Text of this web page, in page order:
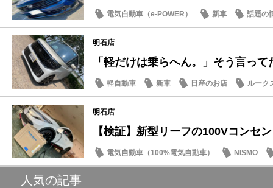
電気自動車（e-POWER） 新車 話題の
明石店
「軽だけは乗らへん。」そう言っ
軽自動車 新車 日産のお店 ルーク
明石店
【検証】新型リーフの100Vコンセ
電気自動車（100%電気自動車）
NISMO
SDGs
人気の記事